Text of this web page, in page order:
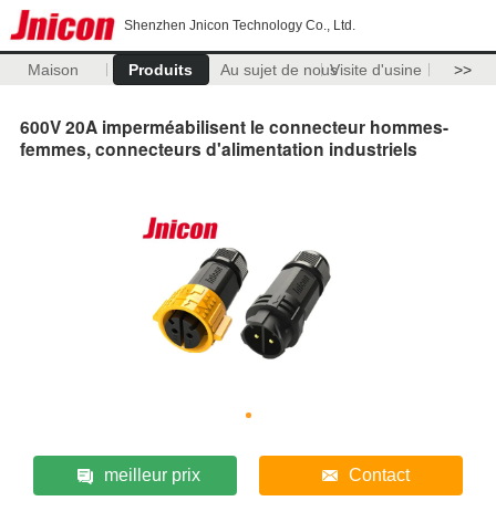
Shenzhen Jnicon Technology Co., Ltd.
Maison Produits Au sujet de nousVisite d'usine >>
600V 20A imperméabilisent le connecteur hommes-
femmes, connecteurs d'alimentation industriels
meilleur prix Contact